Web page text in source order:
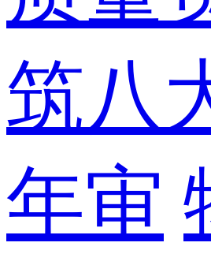
筑八
年审